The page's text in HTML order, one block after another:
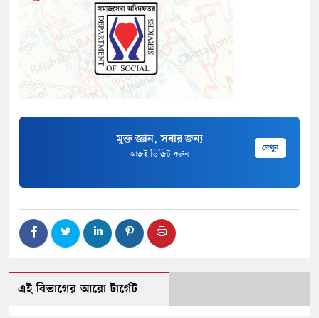
মুক্ত জ্ঞান, সবার জন্য
আজই ভিজিট করুন
দেখুন
এই বিভাগের আরো টার্গেট